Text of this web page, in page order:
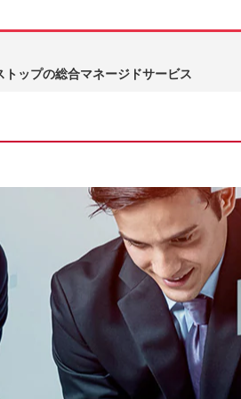
ップの総合マネージドサービス